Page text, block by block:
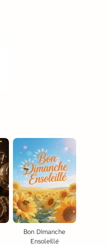
Bon Dimanche
Ensoleillé